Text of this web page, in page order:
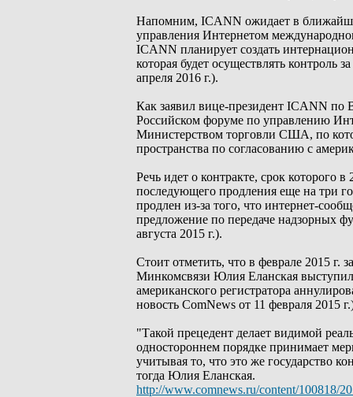
Напомним, ICANN ожидает в
управления Интернетом
ICANN планирует создать
которая будет осуществлять контроль
апреля 2016 г.).
Как заявил вице-президент ICANN
Российском форуме по управлению
Министерством торговли США, по
пространства по согласованию с
Речь идет о контракте, срок
последующего продления еще на три
продлен из-за того, что интернет-
предложение по передаче надзорных
августа 2015 г.).
Стоит отметить, что в феврале 2015 г.
Минкомсвязи Юлия Еланская
американского регистратора
новость ComNews от 11 февраля 2015
"Такой прецедент делает видимой
одностороннем порядке принимает
учитывая то, что это же государство
тогда Юлия Еланская.
http://www.comnews.ru/content/100818/